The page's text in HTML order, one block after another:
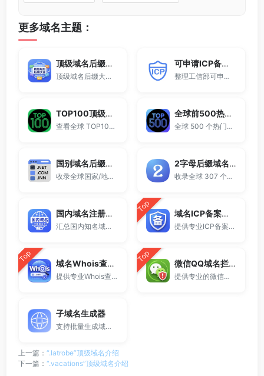
更多域名主题：
顶级域名后缀大全
顶级域名后缀大全收录全球已开放注册的所有TLD后缀，包括gTLD、ccTLD、品牌域名后缀等。
可申请ICP备案域名后缀大全
整理工信部可申请ICP网站备案的域名后缀大全。
TOP100顶级域名后缀排名榜
查看全球 TOP100 域名后缀。
全球前500热门域名后缀排行
全球 500 个热门域名后缀排名，展示注册量排行、是否可备案、适用范围与用途简介，帮助企业与个人在 2025 年快速选择合适的顶级域名。
国别域名后缀大全
收录全球国家/地区代码顶级域名。
2字母后缀域名大全
收录全球 307 个两字符域名后缀。
国内域名注册商大全
汇总国内知名域名注册商与服务平台。
Top 域名ICP备案查询
提供专业ICP备案查询与网站备案信息查询服务，支持域名备案号查询、网站是否备案检测及备案信息快速获取，适用于站长工具、域名检测与SEO分析。
Top 域名Whois查询工具
提供专业Whois查询与域名信息查询服务，支持查询域名注册信息、注册商、到期时间及DNS记录，适用于域名检测、SEO分析及站长工具使用。
Top 微信QQ域名拦截检测
提供专业的微信拦截检测、QQ拦截检测、域名被墙检测服务，一键查询网站是否被封、被拦截或被限制访问。
子域名生成器
支持批量生成域名与泛解析子域名，适用于站群部署、SEO测试与开发环境使用。
上一篇： “.latrobe”顶级域名介绍
下一篇： “.vacations”顶级域名介绍